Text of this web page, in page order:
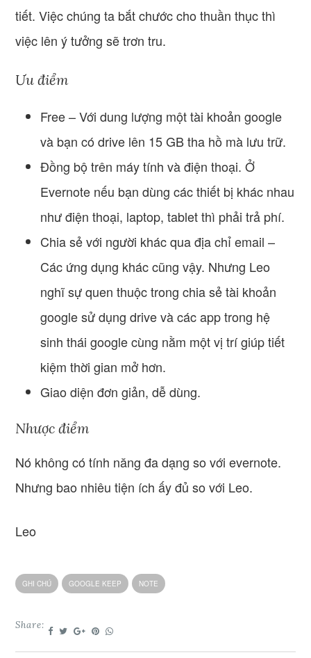
tiết. Việc chúng ta bắt chước cho thuần thục thì
việc lên ý tưởng sẽ trơn tru.
Ưu điểm
Free – Với dung lượng một tài khoản google
và bạn có drive lên 15 GB tha hồ mà lưu trữ.
Đồng bộ trên máy tính và điện thoại. Ở
Evernote nếu bạn dùng các thiết bị khác nhau
như điện thoại, laptop, tablet thì phải trả phí.
Chia sẻ với người khác qua địa chỉ email –
Các ứng dụng khác cũng vậy. Nhưng Leo
nghĩ sự quen thuộc trong chia sẻ tài khoản
google sử dụng drive và các app trong hệ
sinh thái google cùng nằm một vị trí giúp tiết
kiệm thời gian mở hơn.
Giao diện đơn giản, dễ dùng.
Nhược điểm
Nó không có tính năng đa dạng so với evernote.
Nhưng bao nhiêu tiện ích ấy đủ so với Leo.
Leo
GHI CHÚ GOOGLE KEEP NOTE
Share: